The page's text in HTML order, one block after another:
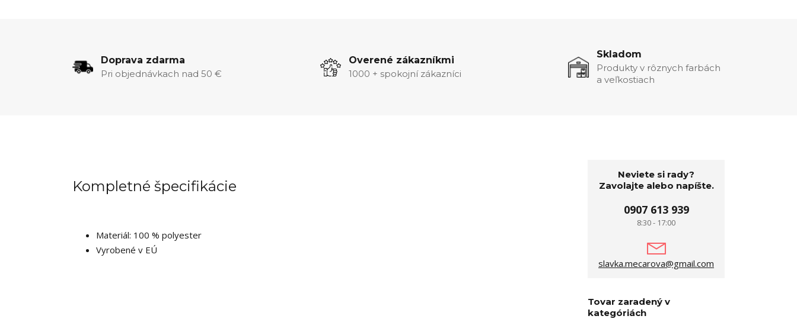
Doprava zdarma
Pri objednávkach nad 50 €
Overené zákazníkmi
1000 + spokojní zákazníci
Skladom
Produkty v rôznych farbách
a veľkostiach
Kompletné špecifikácie
Materiál: 100 % polyester
Vyrobené v EÚ
Neviete si rady?
Zavolajte alebo napíšte.
0907 613 939
8:30 - 17:00
slavka.mecarova@gmail.com
Tovar zaradený v
kategóriách